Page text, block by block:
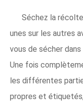
Séchez la
unes sur les autres
vous de sécher
Une fois
les différentes
propres et